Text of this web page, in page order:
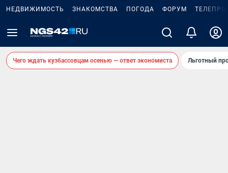
НЕДВИЖИМОСТЬ ЗНАКОМСТВА ПОГОДА ФОРУМ
Чего ждать кузбассовцам осенью — ответ экономиста Льготный